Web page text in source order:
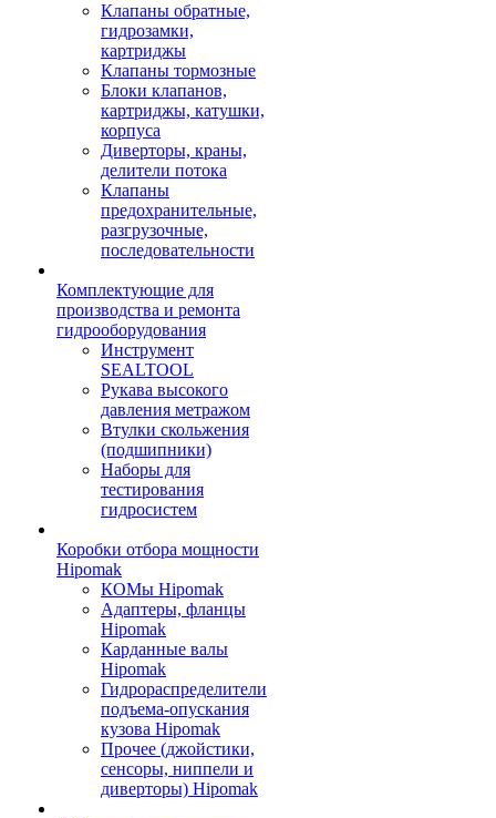
Клапаны обратные,
гидрозамки,
картриджы
Клапаны тормозные
Блоки клапанов,
картриджы, катушки,
корпуса
Диверторы, краны,
делители потока
Клапаны
предохранительные,
разгрузочные,
последовательности
Комплектующие для
производства и ремонта
гидрооборудования
Инструмент
SEALTOOL
Рукава высокого
давления метражом
Втулки скольжения
(подшипники)
Наборы для
тестирования
гидросистем
Коробки отбора мощности
Hipomak
КОМы Hipomak
Адаптеры, фланцы
Hipomak
Карданные валы
Hipomak
Гидрораспределители
подъема-опускания
кузова Hipomak
Прочее (джойстики,
сенсоры, ниппели и
диверторы) Hipomak